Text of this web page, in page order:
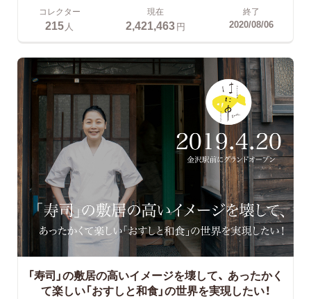
コレクター
215人
現在
2,421,463円
終了
2020/08/06
「寿司」の敷居の高いイメージを壊して、 あったかく
て楽しい「おすしと和食」の世界を実現したい！